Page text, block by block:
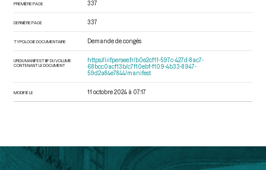
PREMIÈRE PAGE 337
DERNIÈRE PAGE 337
TYPOLOGIE DOCUMENTAIRE Demande de congés
URI DU MANIFEST IIIF DU VOLUME
CONTENANT LE DOCUMENT
https://iiif.persee.fr/b0e2cf11-597c-427d-8ac7-
68bcc0acf13b/c7f10ebf-f109-4b33-8947-
59d2a84e7844/manifest
MODIFIÉ LE 11 octobre 2024 à 07:17